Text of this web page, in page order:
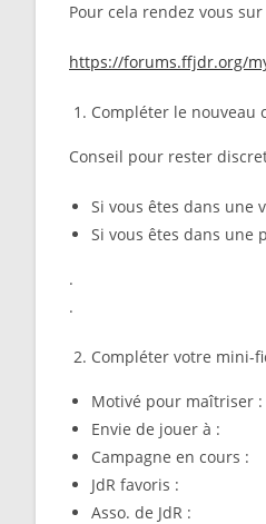
Pour cela rendez vous
https://forums.ffjdr.org/
Compléter le nouveau
Conseil pour rester
Si vous êtes dans une
Si vous êtes dans
.
.
Compléter votre mini-
Motivé pour maîtriser :
Envie de jouer à :
Campagne en cours :
JdR favoris :
Asso. de JdR :